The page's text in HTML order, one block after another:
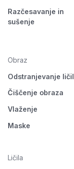
Razčesavanje in
sušenje
Obraz
Odstranjevanje ličil
Čiščenje obraza
Vlaženje
Maske
Ličila